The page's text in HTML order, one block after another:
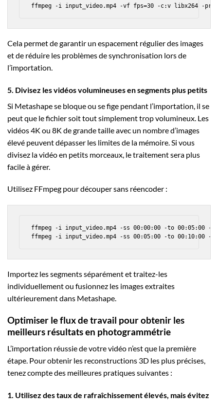
Cela permet de garantir un espacement régulier des images
et de réduire les problèmes de synchronisation lors de
l’importation.
5. Divisez les vidéos volumineuses en segments plus petits
Si Metashape se bloque ou se fige pendant l’importation, il se
peut que le fichier soit tout simplement trop volumineux. Les
vidéos 4K ou 8K de grande taille avec un nombre d’images
élevé peuvent dépasser les limites de la mémoire. Si vous
divisez la vidéo en petits morceaux, le traitement sera plus
facile à gérer.
Utilisez FFmpeg pour découper sans réencoder :
ffmpeg -i input_video.mp4 -ss 00:00:00 -to 00:05:00 -c
Importez les segments séparément et traitez-les
individuellement ou fusionnez les images extraites
ultérieurement dans Metashape.
Optimiser le flux de travail pour obtenir les
meilleurs résultats en photogrammétrie
L’importation réussie de votre vidéo n’est que la première
étape. Pour obtenir les reconstructions 3D les plus précises,
tenez compte des meilleures pratiques suivantes :
1. Utilisez des taux de rafraîchissement élevés, mais évitez